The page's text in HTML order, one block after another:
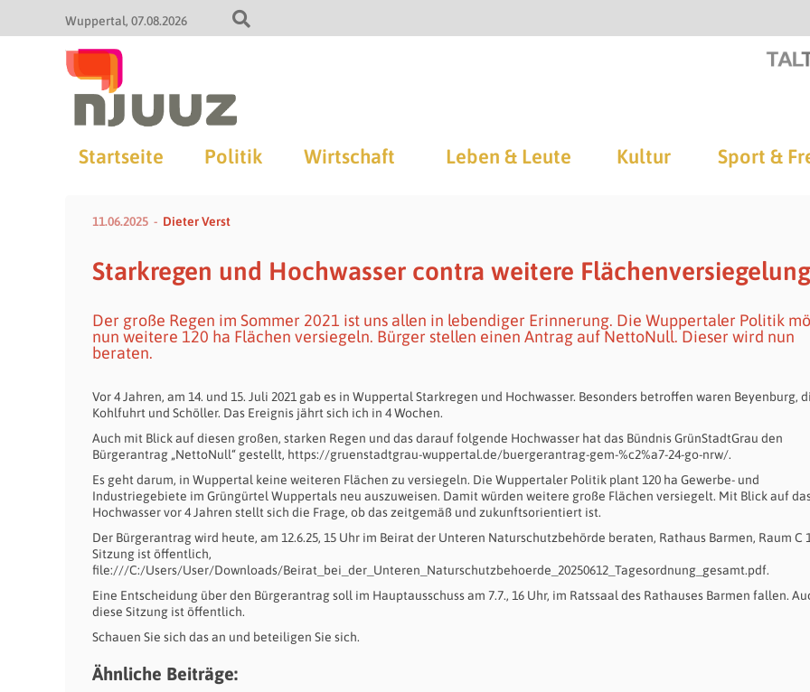
Wuppertal 07.08.2026
Startseite Politik Wirtschaft Leben & Leute Kultur Sport &
11.06.2025 Dieter Verst
Starkregen und Hochwasser contra weitere Flächenversiegelung
Der große Regen im Sommer 2021 ist uns allen in lebendiger Erinnerung. Die Wuppertaler Politik
nun weitere 120 ha Flächen versiegeln. Bürger stellen einen Antrag auf NettoNull. Dieser wird nun
beraten.
Vor 4 Jahren, am 14. und 15. Juli 2021 gab es in Wuppertal Starkregen und Hochwasser. Besonders betroffen waren Beyenburg,
Kohlfuhrt und Schöller. Das Ereignis jährt sich ich in 4 Wochen.
Auch mit Blick auf diesen großen, starken Regen und das darauf folgende Hochwasser hat das Bündnis GrünStadtGrau den
Bürgerantrag „NettoNull“ gestellt, https://gruenstadtgrau-wuppertal.de/buergerantrag-gem-%c2%a7-24-go-nrw/.
Es geht darum, in Wuppertal keine weiteren Flächen zu versiegeln. Die Wuppertaler Politik plant 120 ha Gewerbe- und
Industriegebiete im Grüngürtel Wuppertals neu auszuweisen. Damit würden weitere große Flächen versiegelt. Mit Blick auf
Hochwasser vor 4 Jahren stellt sich die Frage, ob das zeitgemäß und zukunftsorientiert ist.
Der Bürgerantrag wird heute, am 12.6.25, 15 Uhr im Beirat der Unteren Naturschutzbehörde beraten, Rathaus Barmen, Raum C
Sitzung ist öffentlich,
file:///C:/Users/User/Downloads/Beirat_bei_der_Unteren_Naturschutzbehoerde_20250612_Tagesordnung_gesamt.pdf.
Eine Entscheidung über den Bürgerantrag soll im Hauptausschuss am 7.7., 16 Uhr, im Ratssaal des Rathauses Barmen fallen.
diese Sitzung ist öffentlich.
Schauen Sie sich das an und beteiligen Sie sich.
Ähnliche Beiträge: